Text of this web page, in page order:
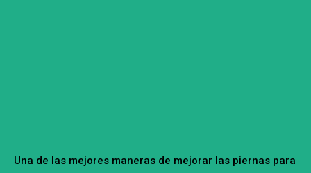
Una de las mejores maneras de mejorar las piernas para